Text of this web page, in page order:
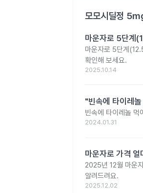
모모시딜정
마운자로 5단계
마운자로 5단계
확인해 보세요.
2025.10.14
"빈속에 타이레
빈속에 타이레놀 먹
2024.01.31
마운자로 가격
2025년 12월 마운
알려드려요.
2025.12.02